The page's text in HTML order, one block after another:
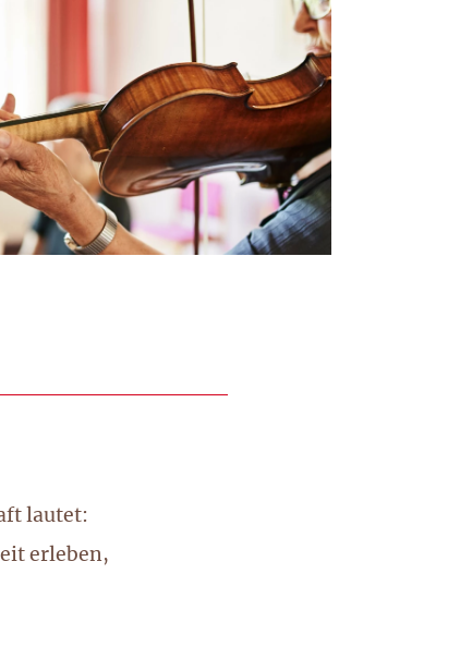
lautet:
erleben,